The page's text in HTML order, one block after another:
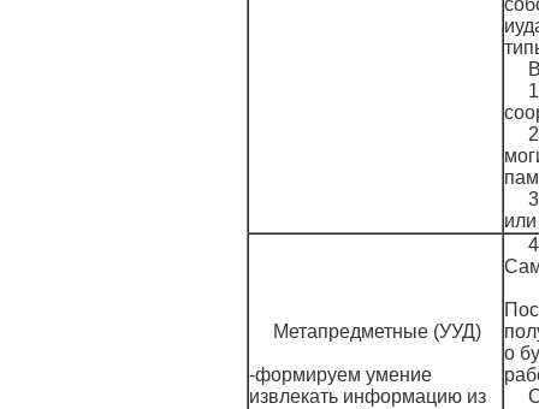
Метапредметные (УУД)
-формируем умение
извлекать информацию из
о